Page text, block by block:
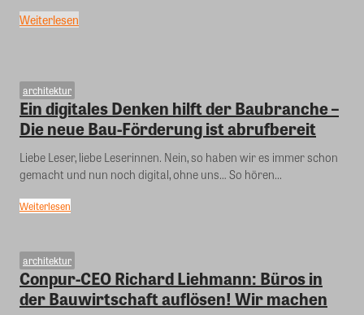
Weiterlesen
architektur
Ein digitales Denken hilft der Baubranche –
Die neue Bau-Förderung ist abrufbereit
Liebe Leser, liebe Leserinnen. Nein, so haben wir es immer schon
gemacht und nun noch digital, ohne uns… So hören...
Weiterlesen
architektur
Conpur-CEO Richard Liehmann: Büros in
der Bauwirtschaft auflösen! Wir machen